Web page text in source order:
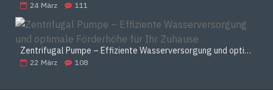
24 März 111
Zentrifugal Pumpe – Effiziente Wasserversorgung und optimale Förderhöhe für Ihr Zuhause
22 März 108